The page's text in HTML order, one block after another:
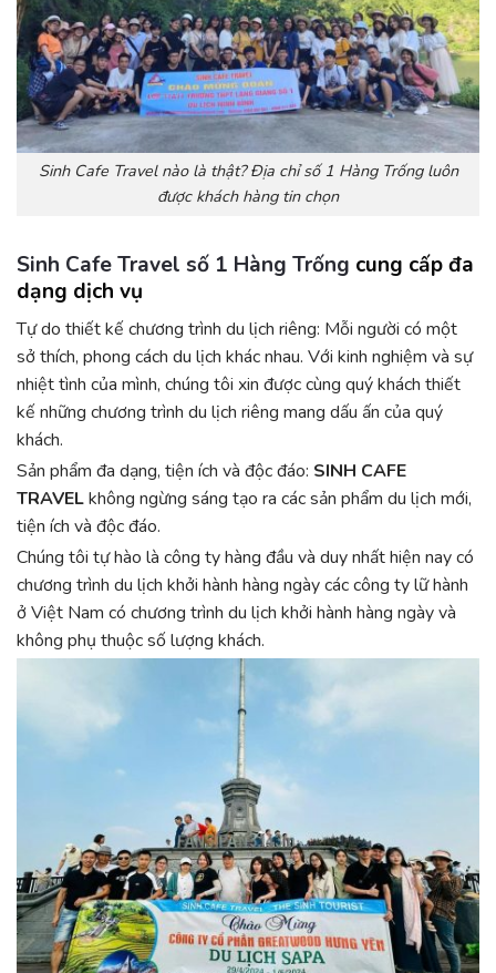
Sinh Cafe Travel nào là thật? Địa chỉ số 1 Hàng Trống luôn
được khách hàng tin chọn
Sinh Cafe Travel số 1 Hàng Trống cung cấp đa
dạng dịch vụ
Tự do thiết kế chương trình du lịch riêng: Mỗi người có một
sở thích, phong cách du lịch khác nhau. Với kinh nghiệm và sự
nhiệt tình của mình, chúng tôi xin được cùng quý khách thiết
kế những chương trình du lịch riêng mang dấu ấn của quý
khách.
Sản phẩm đa dạng, tiện ích và độc đáo: SINH CAFE
TRAVELkhông ngừng sáng tạo ra các sản phẩm du lịch mới,
tiện ích và độc đáo.
Chúng tôi tự hào là công ty hàng đầu và duy nhất hiện nay có
chương trình du lịch khởi hành hàng ngày các công ty lữ hành
ở Việt Nam có chương trình du lịch khởi hành hàng ngày và
không phụ thuộc số lượng khách.